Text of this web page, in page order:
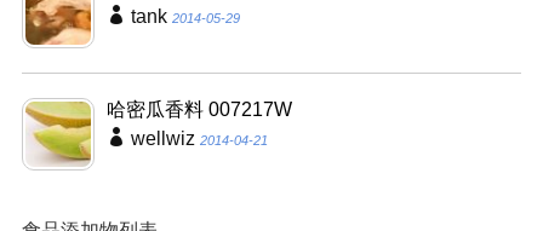
tank 2014-05-29
哈密瓜香料 007217W
wellwiz 2014-04-21